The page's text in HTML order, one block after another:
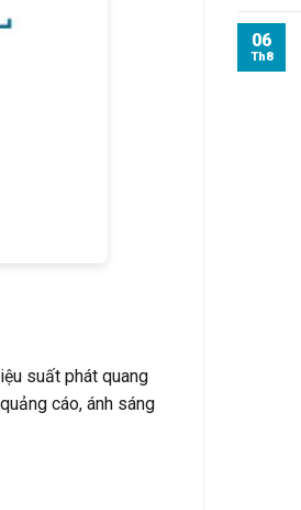
suất phát quang
cáo, ánh sáng
06
Th8